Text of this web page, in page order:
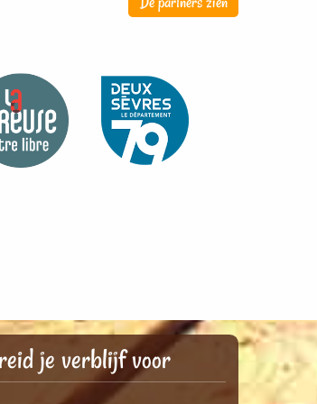
je verblijf voor